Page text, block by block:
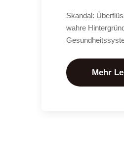
Skandal:
wahre
Mehr